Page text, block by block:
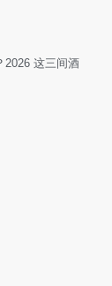
2026 这三间酒